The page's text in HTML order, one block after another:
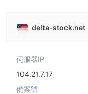
delta-stock.net
伺服器IP
104.21.7.17
備案號